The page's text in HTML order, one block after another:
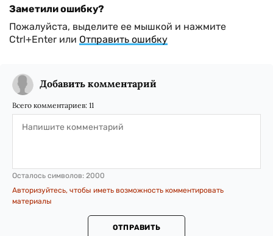
Заметили ошибку?
Пожалуйста, выделите ее мышкой и нажмите
Ctrl+Enter или Отправить ошибку
Добавить комментарий
Всего комментариев: 11
Осталось символов: 2000
Авторизуйтесь, чтобы иметь возможность комментировать
материалы
ОТПРАВИТЬ